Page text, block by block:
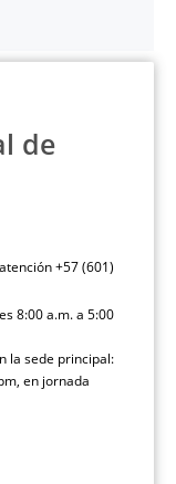
de
+57 (601)
8:00 a.m. a 5:00
la sede principal:
en jornada